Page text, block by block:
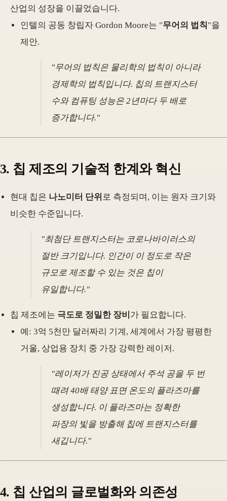
산업의 성장을 이끌었습니다.
인텔의 공동 창립자 Gordon Moore는 "무어의 법칙"을
제안.
"무어의 법칙은 물리학의 법칙이 아니라
경제학의 법칙입니다. 칩의 트랜지스터
수와 컴퓨팅 성능은 2년마다 두 배로
증가합니다."
3. 칩 제조의 기술적 한계와 혁신
현대 칩은 나노미터 단위 로 측정되며, 이는 원자 크기와
비슷한 수준입니다.
"최첨단 트랜지스터는 코로나바이러스의
절반 크기입니다. 인간이 이 정도로 작은
규모로 제조할 수 있는 것은 칩이
유일합니다."
칩 제조에는 극도로 정밀한 장비 가 필요합니다.
예: 3억 5천만 달러짜리 기계, 세계에서 가장 평평한
거울, 상업용 장치 중 가장 강력한 레이저.
"레이저가 진공 상태에서 주석 공을 두 번
때려 40배 태양 표면 온도의 플라즈마를
생성합니다. 이 플라즈마는 정확한
파장의 빛을 방출해 칩에 트랜지스터를
새깁니다."
4. 칩 산업의 글로벌화와 의존성